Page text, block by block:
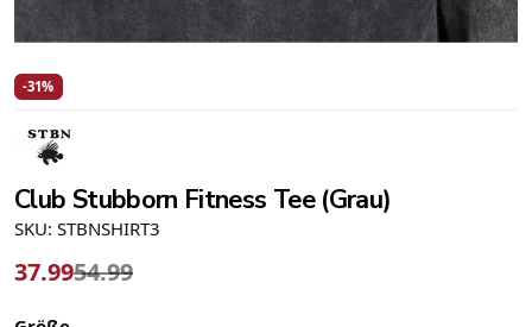
-31%
Club Stubborn Fitness Tee (Grau)
SKU: STBNSHIRT3
37.9954.99